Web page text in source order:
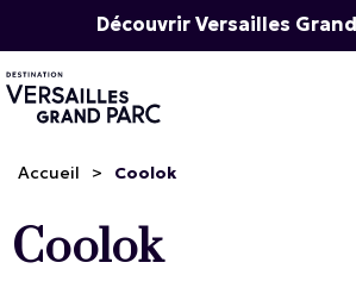
Découvrir Versailles
Accueil > Coolok
Coolok